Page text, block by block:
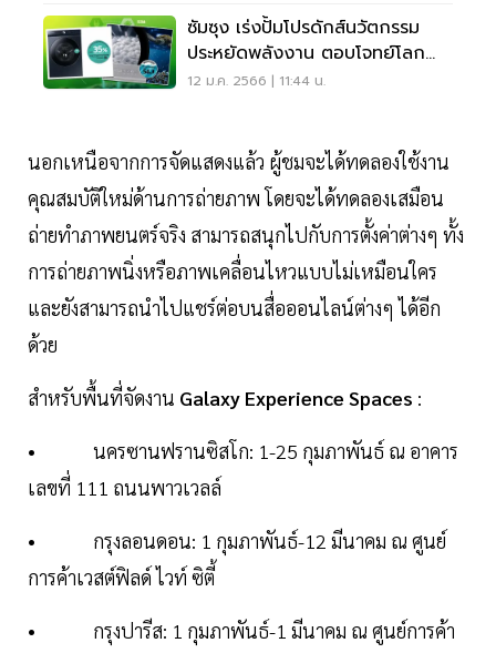
ซัมซุง เร่งปั้มโปรดักส์นวัตกรรม
ประหยัดพลังงาน ตอบโจทย์โลก
ยั่งยืน
12 ม.ค. 2566 | 11:44 น.
นอกเหนือจากการจัดแสดงแล้ว ผู้ชมจะได้ทดลองใช้งาน
คุณสมบัติใหม่ด้านการถ่ายภาพ โดยจะได้ทดลองเสมือน
ถ่ายทำภาพยนตร์จริง สามารถสนุกไปกับการตั้งค่าต่างๆ ทั้ง
การถ่ายภาพนิ่งหรือภาพเคลื่อนไหวแบบไม่เหมือนใคร
และยังสามารถนำไปแชร์ต่อบนสื่อออนไลน์ต่างๆ ได้อีก
ด้วย
สำหรับพื้นที่จัดงาน Galaxy Experience Spaces :
• นครซานฟรานซิสโก: 1-25 กุมภาพันธ์ ณ อาคาร
เลขที่ 111 ถนนพาวเวลล์
• กรุงลอนดอน: 1 กุมภาพันธ์-12 มีนาคม ณ ศูนย์
การค้าเวสต์ฟิลด์ ไวท์ ซิตี้
• กรุงปารีส: 1 กุมภาพันธ์-1 มีนาคม ณ ศูนย์การค้า